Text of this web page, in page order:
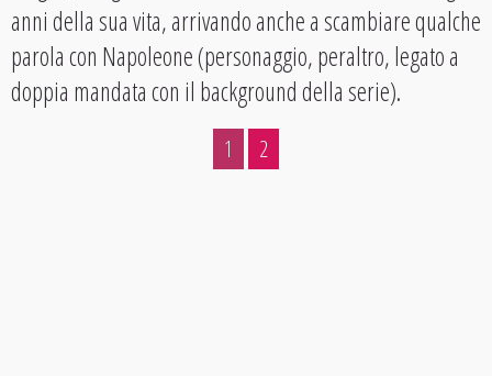
anni della sua vita, arrivando anche a scambiare qualche
parola con Napoleone (personaggio, peraltro, legato a
doppia mandata con il background della serie).
1 2